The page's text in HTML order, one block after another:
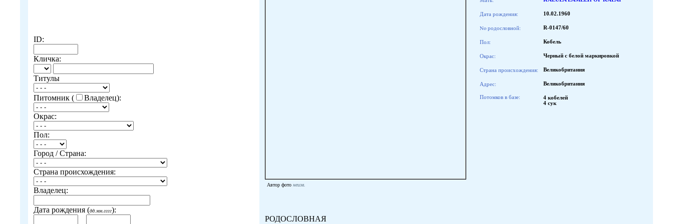
ID:
Кличка:
Титулы
Питомник ( Владелец):
Окрас:
Пол:
Город / Страна:
Страна происхождения:
Владелец:
Дата рождения (дд.мм.гггг):
Автор фото неизв.
Дата рождения: 10.02.1960
No родословной: R-0147/60
Пол: Кобель
Окрас: Черный с белой маркировкой
Страна происхождения: Великобритания
Адрес: Великобритания
Потомков в базе:
4 кобелей
4 сук
РОДОСЛОВНАЯ